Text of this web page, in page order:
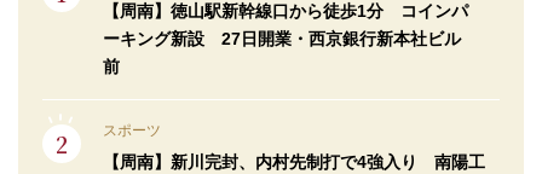
【周南】徳山駅新幹線口から徒歩1分 コインパ
ーキング新設 27日開業・西京銀行新本社ビル
前
スポーツ
【周南】新川完封、内村先制打で4強入り 南陽工